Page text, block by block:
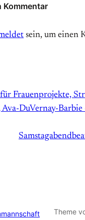
Kommentar
sein, um einen
Frauenprojekte,
Ava-DuVernay-Barbie
Theme